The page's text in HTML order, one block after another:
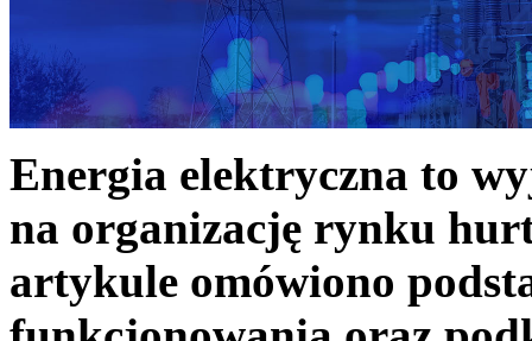
Energia elektryczna to
na organizację rynku
artykule omówiono